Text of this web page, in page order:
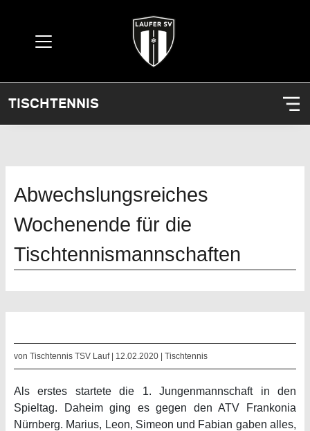
TISCHTENNIS
Abwechslungsreiches
Wochenende für die
Tischtennismannschaften
von Tischtennis TSV Lauf | 12.02.2020 | Tischtennis
Als erstes startete die 1. Jungenmannschaft in den
Spieltag. Daheim ging es gegen den ATV Frankonia
Nürnberg. Marius, Leon, Simeon und Fabian gaben alles,